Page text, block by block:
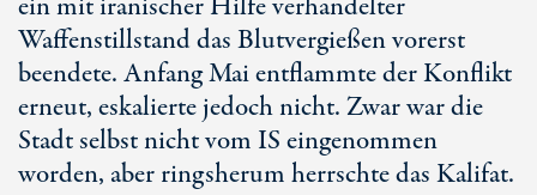
Waffenstillstand das Blutvergießen vorerst
beendete. Anfang Mai entflammte der Konflikt
erneut, eskalierte jedoch nicht. Zwar war die
Stadt selbst nicht vom IS eingenommen
worden, aber ringsherum herrschte das Kalifat.